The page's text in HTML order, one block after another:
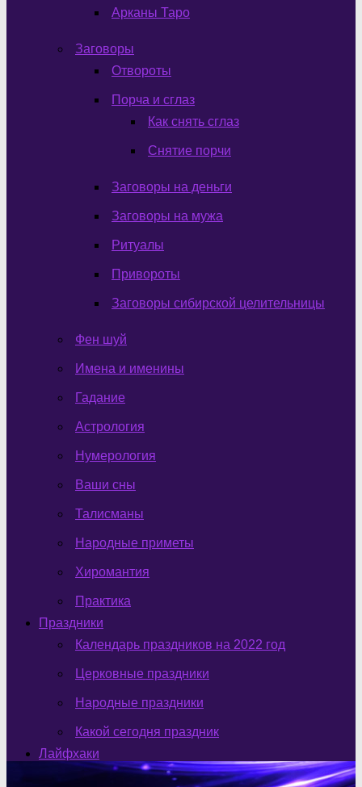
Арканы Таро
Заговоры
Отвороты
Порча и сглаз
Как снять сглаз
Снятие порчи
Заговоры на деньги
Заговоры на мужа
Ритуалы
Привороты
Заговоры сибирской целительницы
Фен шуй
Имена и именины
Гадание
Астрология
Нумерология
Ваши сны
Талисманы
Народные приметы
Хиромантия
Практика
Праздники
Календарь праздников на 2022 год
Церковные праздники
Народные праздники
Какой сегодня праздник
Лайфхаки